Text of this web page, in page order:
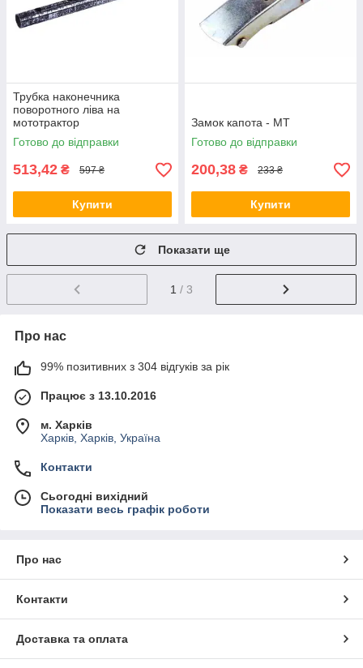
Трубка наконечника
поворотного ліва на
мототрактор
Готово до відправки
513,42 ₴ 597 ₴
Купити
Замок капота - МТ
Готово до відправки
200,38 ₴ 233 ₴
Купити
Показати ще
1 / 3
Про нас
99% позитивних з 304 відгуків за рік
Працює з 13.10.2016
м. Харків
Харків, Харків, Україна
Контакти
Сьогодні вихідний
Показати весь графік роботи
Про нас
Контакти
Доставка та оплата